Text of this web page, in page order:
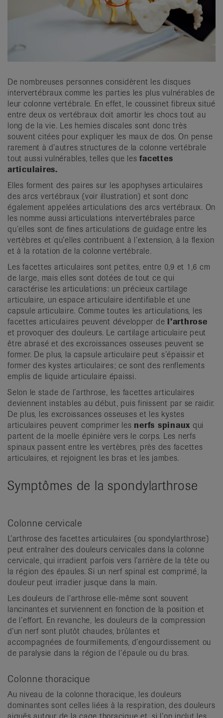
De nombreuses personnes considèrent les disques
intervertébraux comme les parties les plus vulnérables de
leur colonne vertébrale. En effet, le coussinet fibreux situé
entre deux os vertébraux doit amortir les chocs tout au
long de la vie. Les hernies discales sont donc très
souvent citées pour expliquer les maux de dos. On pense
rarement à d’autres structures de la colonne vertébrale
tout aussi vulnérables, telles que lesfacettes
articulaires.
Elles forment des paires sur les apophyses articulaires
des arcs vertébraux (voir illustration) et sont donc
également appelées articulations des arcs vertébraux. On
les nomme aussi articulations intervertébrales parce
qu’elles sont de fines articulations de guidage entre les
vertèbres et qu’elles contribuent à l’extension, à la flexion
et à la rotation de la colonne vertébrale.
Les facettes articulaires sont petites, entre 0,9 et 1,6 cm
de large, mais elles sont dotées de tout ce qui
caractérise les articulations: un précieux cartilage
articulaire, un espace articulaire identifiable et une
capsule articulaire. Comme toutes les articulations, les
facettes articulaires peuvent développer de l’arthrose
et provoquer des douleurs. Le cartilage articulaire peut
être abrasé et des excroissances osseuses peuvent se
former. De plus, la capsule articulaire peut s’épaissir et
former des kystes articulaires; ce sont des renflements
emplis de liquide articulaire épaissi.
Selon le stade de l’arthrose, les facettes articulaires
deviennent instables au début, puis finissent par se raidir.
De plus, les excroissances osseuses et les kystes
articulaires peuvent comprimer les nerfs spinaux qui
partent de la moelle épinière vers le corps. Les nerfs
spinaux passent entre les vertèbres, près des facettes
articulaires, et rejoignent les bras et les jambes.
Symptômes de la spondylarthrose
Colonne cervicale
L’arthrose des facettes articulaires (ou spondylarthrose)
peut entraîner des douleurs cervicales dans la colonne
cervicale, qui irradient parfois vers l’arrière de la tête ou
la région des épaules. Si un nerf spinal est comprimé, la
douleur peut irradier jusque dans la main.
Les douleurs de l’arthrose elle-même sont souvent
lancinantes et surviennent en fonction de la position et
de l’effort. En revanche, les douleurs de la compression
d’un nerf sont plutôt chaudes, brûlantes et
accompagnées de fourmillements, d’engourdissement ou
de paralysie dans la région de l’épaule ou du bras.
Colonne thoracique
Au niveau de la colonne thoracique, les douleurs
dominantes sont celles liées à la respiration, des douleurs